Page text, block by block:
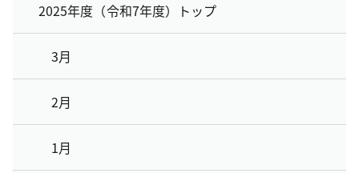
2025年度（令和7年度）トップ
3月
2月
1月